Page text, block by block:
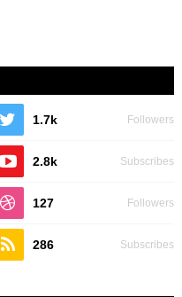
1.7k Followers
2.8k Subscribes
127 Followers
286 Subscribes